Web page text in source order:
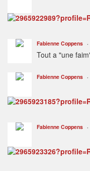
Fabienne Coppens
Tout a "une
Fabienne Coppens
Fabienne Coppens